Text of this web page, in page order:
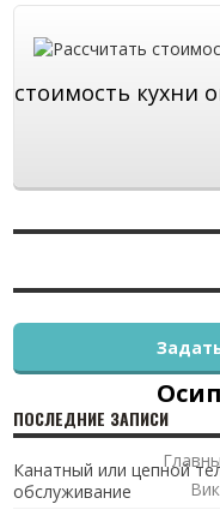
стоимость кухни
ПОСЛЕДНИЕ ЗАПИСИ
Канатный или цепной
обслуживание